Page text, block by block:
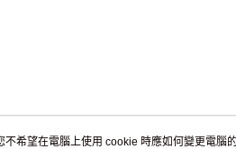
希望在電腦上使用 cookie 時應如何變更電腦